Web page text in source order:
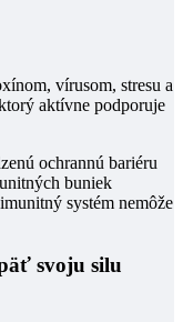
vírusom, stresu a
aktívne podporuje
ochrannú bariéru
buniek
systém nemôže
svoju silu